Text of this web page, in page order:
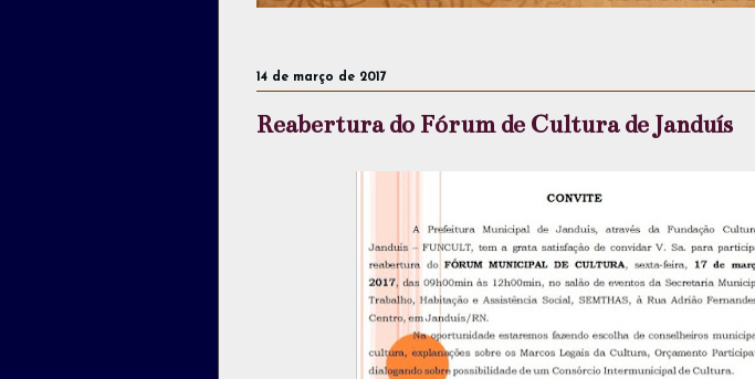
14 de março de 2017
Reabertura do Fórum de Cultura de Janduís